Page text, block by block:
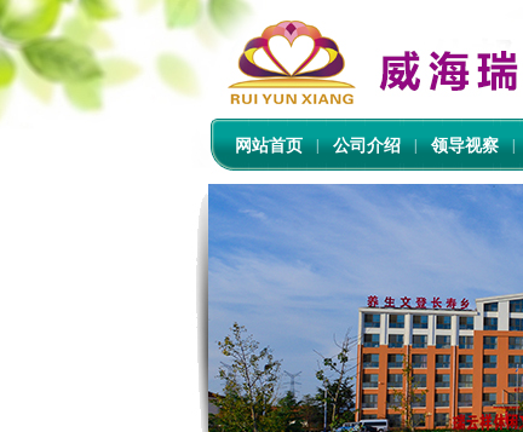
网站首页 | 公司介绍 | 领导视察 |